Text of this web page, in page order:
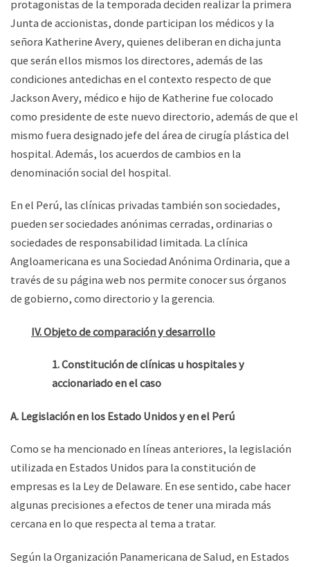
protagonistas de la temporada deciden realizar la primera
Junta de accionistas, donde participan los médicos y la
señora Katherine Avery, quienes deliberan en dicha junta
que serán ellos mismos los directores, además de las
condiciones antedichas en el contexto respecto de que
Jackson Avery, médico e hijo de Katherine fue colocado
como presidente de este nuevo directorio, además de que el
mismo fuera designado jefe del área de cirugía plástica del
hospital. Además, los acuerdos de cambios en la
denominación social del hospital.
En el Perú, las clínicas privadas también son sociedades,
pueden ser sociedades anónimas cerradas, ordinarias o
sociedades de responsabilidad limitada. La clínica
Angloamericana es una Sociedad Anónima Ordinaria, que a
través de su página web nos permite conocer sus órganos
de gobierno, como directorio y la gerencia.
IV. Objeto de comparación y desarrollo
1. Constitución de clínicas u hospitales y
accionariado en el caso
A. Legislación en los Estado Unidos y en el Perú
Como se ha mencionado en líneas anteriores, la legislación
utilizada en Estados Unidos para la constitución de
empresas es la Ley de Delaware. En ese sentido, cabe hacer
algunas precisiones a efectos de tener una mirada más
cercana en lo que respecta al tema a tratar.
Según la Organización Panamericana de Salud, en Estados